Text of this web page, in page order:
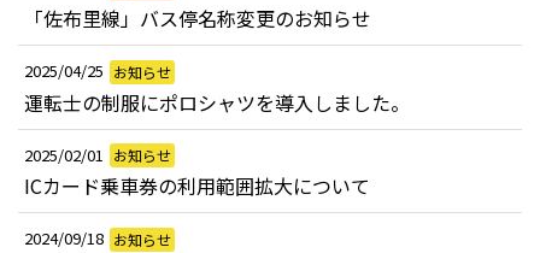
「佐布里線」バス停名称変更のお知らせ
2025/04/25 お知らせ
運転士の制服にポロシャツを導入しました。
2025/02/01 お知らせ
ICカード乗車券の利用範囲拡大について
2024/09/18 お知らせ